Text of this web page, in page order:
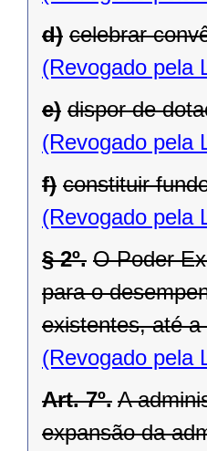
d) celebrar
(Revogado pela
e) dispor de
(Revogado pela
f) constituir
(Revogado pela
§ 2º. O Poder
para o
existentes, até
(Revogado pela
Art. 7º. A
expansão da